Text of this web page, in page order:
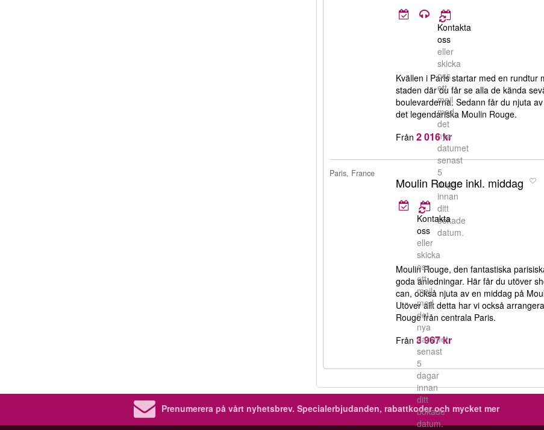
Kontakta
oss
eller
skicka
oss
ett
mejl
med
det
nya
datumet
senast
5
dagar
innan
ditt
bokade
datum.
Kvällen i Paris startar med en rundtur
staden där du får se alla de kända
boulevarderna. Sedann får du njuta
det legendariska Moulin Rouge.
Från 2 016 kr
Paris, France
Moulin Rouge inkl. middag
Kontakta
oss
eller
skicka
oss
ett
mejl
med
det
nya
datumet
senast
5
dagar
innan
ditt
bokade
datum.
Moulin Rouge, den fantastiska
goda anledningar. Här får du utöver
can, också njuta av en middag på
Utöver allt detta har vi också
Rouge från centrala Paris.
Från 3 967 kr
Prenumerera på vårt nyhetsbrev. Specialerbjudanden, rabattkoder och mycket mer